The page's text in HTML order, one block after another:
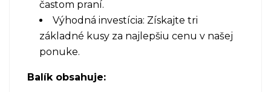
častom praní.
Výhodná investícia: Získajte tri
základné kusy za najlepšiu cenu v našej
ponuke.
Balík obsahuje: